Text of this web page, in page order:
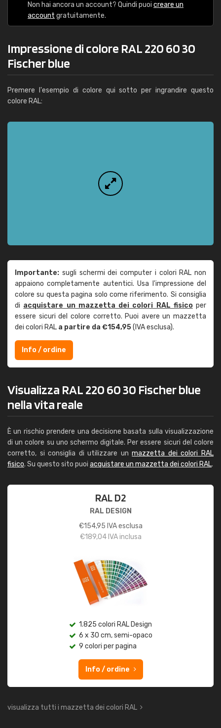
Non hai ancora un account? Quindi puoi creare un
account gratuitamente.
Impressione di colore RAL 220 60 30
Fischer blue
Premere l'esempio di colore qui sotto per ingrandire questo
colore RAL:
Importante: sugli schermi dei computer i colori RAL non
appaiono completamente autentici. Usa l'impressione del
colore su questa pagina solo come riferimento. Si consiglia
di acquistare un mazzetta dei colori RAL fisicoper
essere sicuri del colore corretto. Puoi avere un mazzetta
dei colori RAL a partire da €154,95(IVA esclusa).
Info / ordine
Visualizza RAL 220 60 30 Fischer blue
nella vita reale
È un rischio prendere una decisione basata sulla visualizzazione
di un colore su uno schermo digitale. Per essere sicuri del colore
corretto, si consiglia di utilizzare unmazzetta dei colori RAL
fisico. Su questo sito puoi acquistare un mazzetta dei colori RAL.
RAL D2
RAL DESIGN
€154,95 IVA esclusa
€189,04IVA inclusa
1.825 colori RAL Design
6 x 30 cm, semi-opaco
9 colori per pagina
Info / ordine
visualizza tutti i mazzetta dei colori RAL